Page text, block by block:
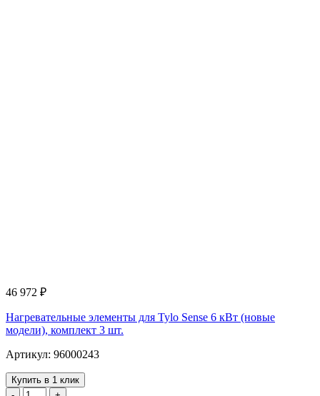
46 972 ₽
Нагревательные элементы для Tylo Sense 6 кВт (новые
модели), комплект 3 шт.
Артикул: 96000243
Купить в 1 клик